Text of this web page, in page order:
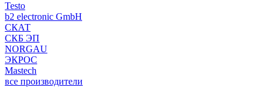
Testo
b2 electronic GmbH
СКАТ
СКБ ЭП
NORGAU
ЭКРОС
Mastech
все производители